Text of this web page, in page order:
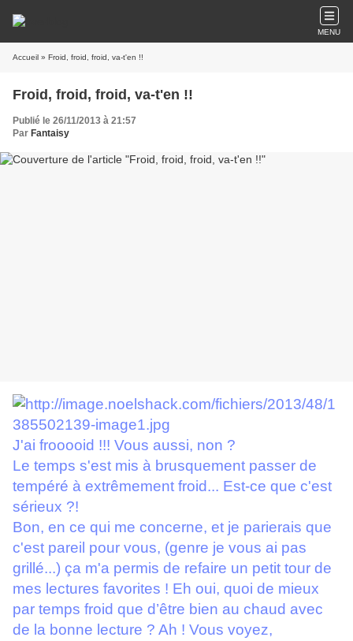
MENU
Accueil » Froid, froid, froid, va-t'en !!
Froid, froid, froid, va-t'en !!
Publié le 26/11/2013 à 21:57
Par Fantaisy
J'ai frooooid !!! Vous aussi, non ?
Le temps s'est mis à brusquement passer de
tempéré à extrêmement froid... Est-ce que c'est
sérieux ?!
Bon, en ce qui me concerne, et je parierais que
c'est pareil pour vous, (genre je vous ai pas
grillé...) ça m'a permis de refaire un petit tour de
mes lectures favorites ! Eh oui, quoi de mieux
par temps froid que d’être bien au chaud avec
de la bonne lecture ? Ah ! Vous voyez,